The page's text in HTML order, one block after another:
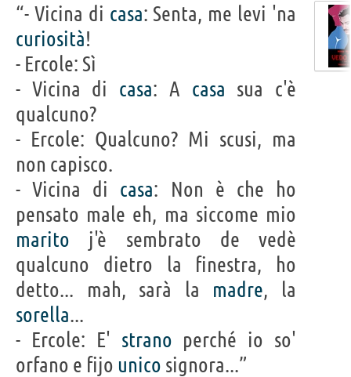
“- Vicina di casa: Senta, me levi 'na
curiosità!
- Ercole: Sì
- Vicina di casa: A casa sua c'è
qualcuno?
- Ercole: Qualcuno? Mi scusi, ma
non capisco.
- Vicina di casa: Non è che ho
pensato male eh, ma siccome mio
marito j'è sembrato de vedè
qualcuno dietro la finestra, ho
detto... mah, sarà la madre, la
sorella...
- Ercole: E' strano perché io so'
orfano e fijo unico signora...”